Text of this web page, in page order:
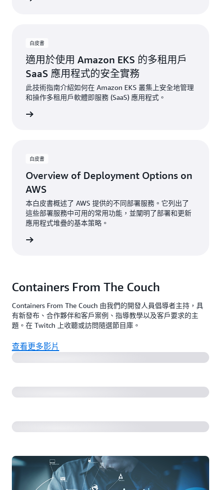
白皮書
適用於使用 Amazon EKS 的多租用戶
SaaS 應用程式的安全實務
此技術指南介紹如何在 Amazon EKS 叢集上安全地管理
和操作多租用戶軟體即服務 (SaaS) 應用程式。
白皮書
Overview of Deployment Options on
AWS
本白皮書概述了 AWS 提供的不同部署服務。它列出了
這些部署服務中可用的常用功能，並闡明了部署和更新
應用程式堆疊的基本策略。
Containers From The Couch
Containers From The Couch 由我們的開發人員倡導者主持，具
有新發布、合作夥伴和客戶案例、指導教學以及客戶要求的主
題。在 Twitch 上收聽或訪問隨選節目庫。
查看更多影片
使用 AWS Copilot CLI 在幾分鐘內部署生產就緒的
Wordpress 站點